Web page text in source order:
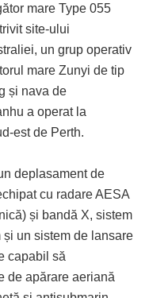
mare Type 055
site-ului
un grup operativ
mare Zunyi de tip
și nava de
a operat la
est de Perth.
deplasament de
cu radare AESA
și bandă X, sistem
un sistem de lansare
capabil să
de apărare aeriană